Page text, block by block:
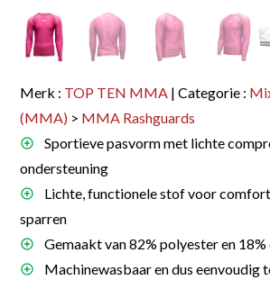
Merk : TOP TEN MMA | Categorie :
(MMA) > MMA Rashguards
Sportieve pasvorm met lichte
ondersteuning
Lichte, functionele stof voor
sparren
Gemaakt van 82% polyester en 18%
Machinewasbaar en dus eenvoudig